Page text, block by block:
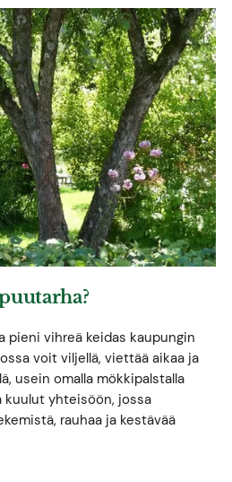
pieni vihreä keidas kaupungin
voit viljellä, viettää aikaa ja
usein omalla mökkipalstalla
kuulut yhteisöön, jossa
rauhaa ja kestävää